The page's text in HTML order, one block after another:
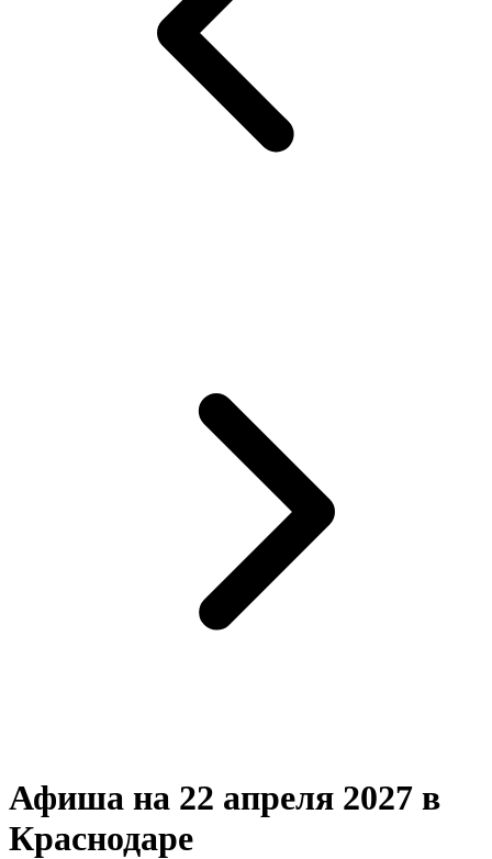
Афиша на 22 апреля 2027 в
Краснодаре